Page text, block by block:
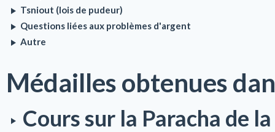
Tsniout (lois de pudeur)
Questions liées aux problèmes d'argent
Autre
Médailles obtenues
Cours sur la Paracha de